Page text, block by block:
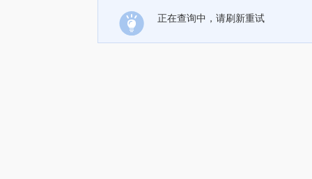
正在查询中，请刷新重试